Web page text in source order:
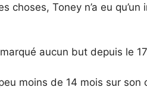
choses, Toney n’a eu
aucun but depuis le
moins de 14 mois sur